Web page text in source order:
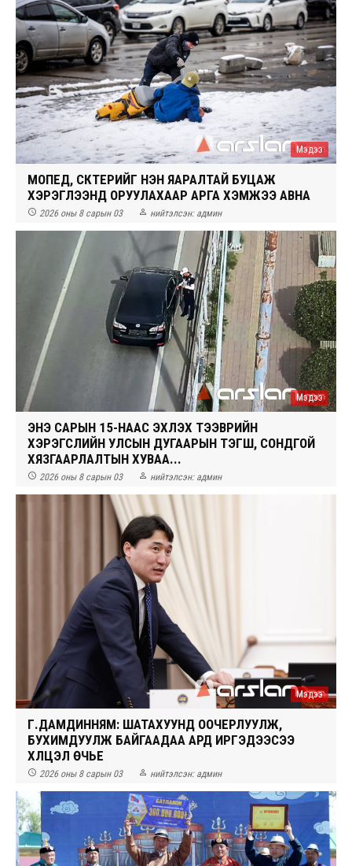
Мэдээ
МОПЕД, СКҮҮТЕРИЙГ НЭН ЯАРАЛТАЙ БУЦАЖ
ХЭРЭГЛЭЭНД ОРУУЛАХААР АРГА ХЭМЖЭЭ АВНА
 2026 оны 8 сарын 03  нийтэлсэн: админ
Мэдээ
ЭНЭ САРЫН 15-НААС ЭХЛЭХ ТЭЭВРИЙН
ХЭРЭГСЛИЙН УЛСЫН ДУГААРЫН ТЭГШ, СОНДГОЙ
ХЯЗГААРЛАЛТЫН ХУВАА...
 2026 оны 8 сарын 03  нийтэлсэн: админ
Мэдээ
Г.ДАМДИННЯМ: ШАТАХУУНД ООЧЕРЛУУЛЖ,
БУХИМДУУЛЖ БАЙГААДАА АРД ИРГЭДЭЭСЭЭ
ХҮЛЦЭЛ ӨЧЬЕ
 2026 оны 8 сарын 03  нийтэлсэн: админ